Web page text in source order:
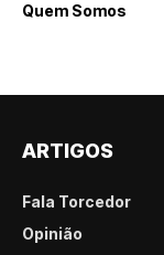
Quem Somos
ARTIGOS
Fala Torcedor
Opinião